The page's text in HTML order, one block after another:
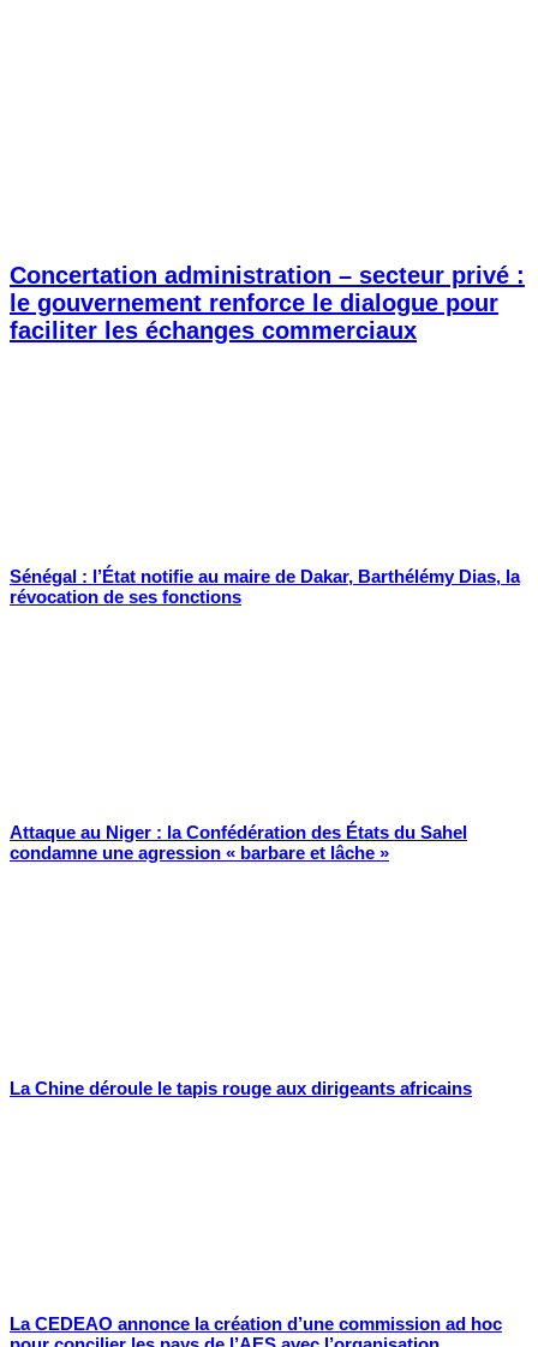
Concertation administration – secteur privé :
le gouvernement renforce le dialogue pour
faciliter les échanges commerciaux
Sénégal : l’État notifie au maire de Dakar, Barthélémy Dias, la
révocation de ses fonctions
Attaque au Niger : la Confédération des États du Sahel
condamne une agression « barbare et lâche »
La Chine déroule le tapis rouge aux dirigeants africains
La CEDEAO annonce la création d’une commission ad hoc